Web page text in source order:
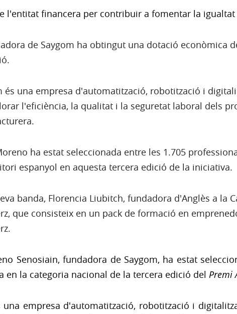
l'entitat financera per contribuir a fomentar la igualtat
de Saygom ha obtingut una dotació econòmica
és una empresa d'automatització, robotització i
l'eficiència, la qualitat i la seguretat laboral dels
ha estat seleccionada entre les 1.705
espanyol en aquesta tercera edició de la iniciativa.
banda, Florencia Liubitch, fundadora d'Anglès a la
que consisteix en un pack de formació en
Senosiain, fundadora de Saygom, ha estat
en la categoria nacional de la tercera edició del Premi
una empresa d'automatització, robotització i